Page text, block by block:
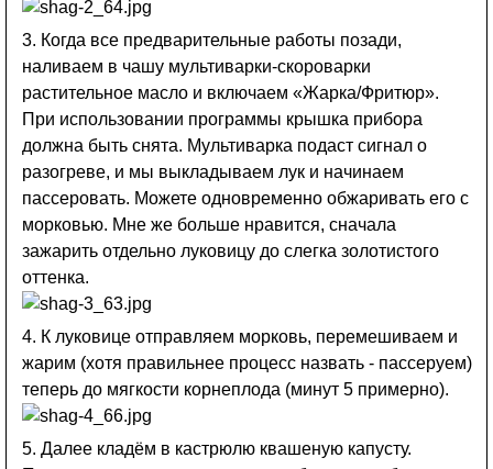
3. Когда все предварительные работы позади,
наливаем в чашу мультиварки-скороварки
растительное масло и включаем «Жарка/Фритюр».
При использовании программы крышка прибора
должна быть снята. Мультиварка подаст сигнал о
разогреве, и мы выкладываем лук и начинаем
пассеровать. Можете одновременно обжаривать его с
морковью. Мне же больше нравится, сначала
зажарить отдельно луковицу до слегка золотистого
оттенка.
4. К луковице отправляем морковь, перемешиваем и
жарим (хотя правильнее процесс назвать - пассеруем)
теперь до мягкости корнеплода (минут 5 примерно).
5. Далее кладём в кастрюлю квашеную капусту.